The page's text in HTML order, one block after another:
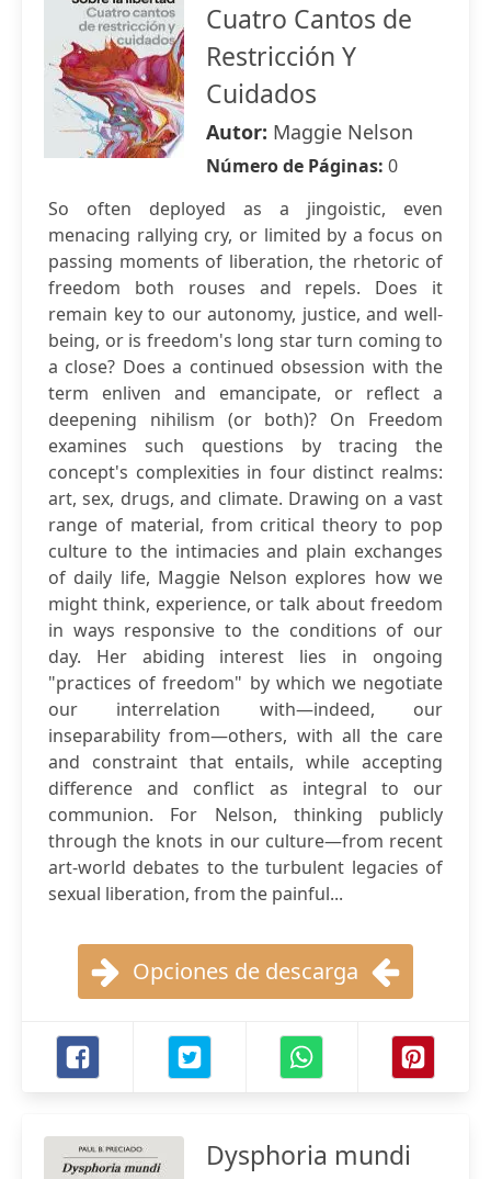
Cuatro Cantos de
Restricción Y
Cuidados
Autor: Maggie Nelson
Número de Páginas: 0
So often deployed as a jingoistic, even
menacing rallying cry, or limited by a focus on
passing moments of liberation, the rhetoric of
freedom both rouses and repels. Does it
remain key to our autonomy, justice, and well-
being, or is freedom's long star turn coming to
a close? Does a continued obsession with the
term enliven and emancipate, or reflect a
deepening nihilism (or both)? On Freedom
examines such questions by tracing the
concept's complexities in four distinct realms:
art, sex, drugs, and climate. Drawing on a vast
range of material, from critical theory to pop
culture to the intimacies and plain exchanges
of daily life, Maggie Nelson explores how we
might think, experience, or talk about freedom
in ways responsive to the conditions of our
day. Her abiding interest lies in ongoing
"practices of freedom" by which we negotiate
our interrelation with―indeed, our
inseparability from―others, with all the care
and constraint that entails, while accepting
difference and conflict as integral to our
communion. For Nelson, thinking publicly
through the knots in our culture―from recent
art-world debates to the turbulent legacies of
sexual liberation, from the painful...
Opciones de descarga
Dysphoria mundi